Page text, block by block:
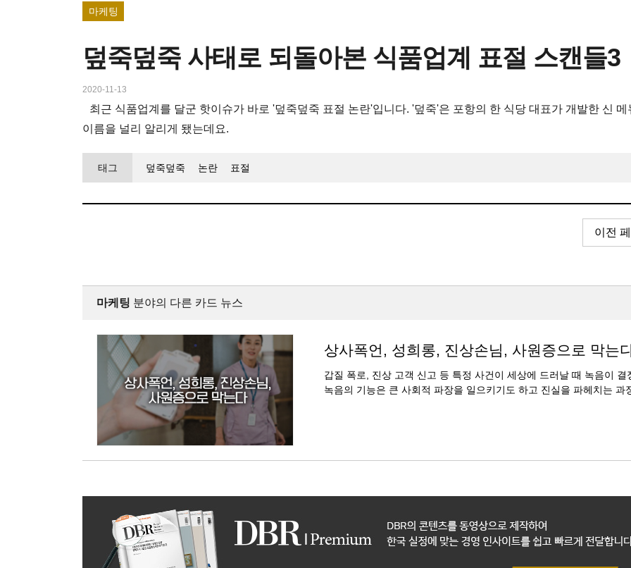
마케팅
덮죽덮죽 사태로 되돌아본 식품업계 표절 스캔들3
2020-11-13
최근 식품업계를 달군 핫이슈가 바로 '덮죽덮죽 표절 논란'입니다. '덮죽'은 포항의 한 식당 대표가 개발한 신
이름을 널리 알리게 됐는데요.
태그 덮죽덮죽 논란 표절
이전
마케팅 분야의 다른 카드 뉴스
상사폭언, 성희롱, 진상손님, 사원증으로 막는
갑질 폭로, 진상 고객 신고 등 특정 사건이 세상에 드러날 때 녹음이
녹음의 기능은 큰 사회적 파장을 일으키기도 하고 진실을 파헤치는